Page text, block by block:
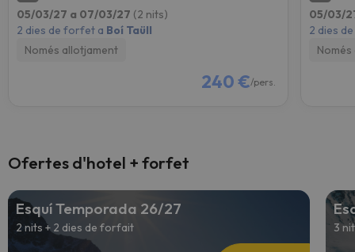
05/03/27 a 07/03/27 (2 nits)
2 dies de forfet a Boí Taüll
Només allotjament
240 €/pers.
05/03/
2 dies
Ofertes d'hotel + forfet
Esquí Temporada 26/27
2 nits + 2 dies de forfait 3